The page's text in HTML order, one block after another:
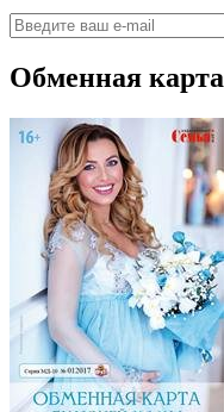
Обменная карта